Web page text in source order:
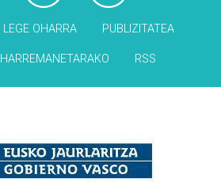
LEGE OHARRA PUBLIZITATEA
HARREMANETARAKO RSS